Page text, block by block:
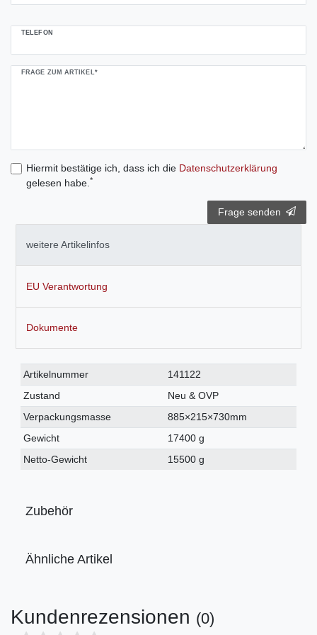
TELEFON
FRAGE ZUM ARTIKEL*
Hiermit bestätige ich, dass ich die Daten­schutz­erklärung
gelesen habe. *
Frage senden
weitere Artikelinfos
EU Verantwortung
Dokumente
Technisches
Merkmal
Wert
Artikelnummer
141122
Zustand
Neu & OVP
Verpackungsmasse
885×215×730mm
Gewicht
17400 g
Netto-Gewicht
15500 g
Zubehör
Ähnliche Artikel
Kundenrezensionen (0)